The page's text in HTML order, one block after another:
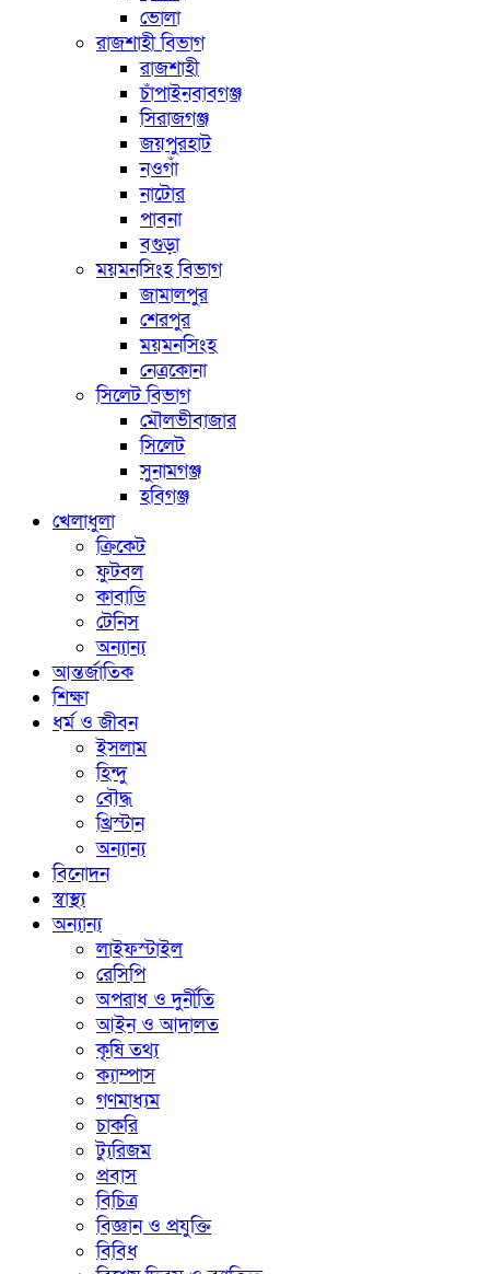
ভোলা
রাজশাহী বিভাগ
রাজশাহী
চাঁপাইনবাবগঞ্জ
সিরাজগঞ্জ
জয়পুরহাট
নওগাঁ
নাটোর
পাবনা
বগুড়া
ময়মনসিংহ বিভাগ
জামালপুর
শেরপুর
ময়মনসিংহ
নেত্রকোনা
সিলেট বিভাগ
মৌলভীবাজার
সিলেট
সুনামগঞ্জ
হবিগঞ্জ
খেলাধুলা
ক্রিকেট
ফুটবল
কাবাডি
টেনিস
অন্যান্য
আন্তর্জাতিক
শিক্ষা
ধর্ম ও জীবন
ইসলাম
হিন্দু
বৌদ্ধ
খ্রিস্টান
অন্যান্য
বিনোদন
স্বাস্থ্য
অন্যান্য
লাইফস্টাইল
রেসিপি
অপরাধ ও দুর্নীতি
আইন ও আদালত
কৃষি তথ্য
ক্যাম্পাস
গণমাধ্যম
চাকরি
ট্যুরিজম
প্রবাস
বিচিত্র
বিজ্ঞান ও প্রযুক্তি
বিবিধ